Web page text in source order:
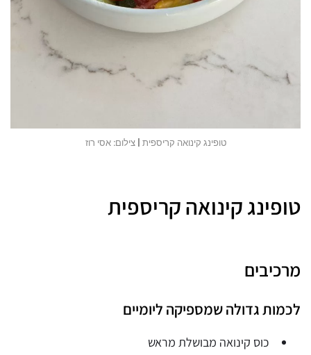
טופינג קינואה קריספית | צילום: אסי רוז
טופינג קינואה קריספית
מרכיבים
לכמות גדולה שמספיקה ליומיים
כוס קינואה מבושלת מראש